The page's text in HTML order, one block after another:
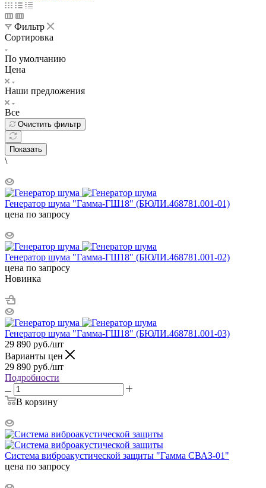
Фильтр
Сортировка
По умолчанию
Цена
Наши предложения
Все
Очистить фильтр
Показать
\
Генератор шума "Гамма-ГШ18" (БЮЛИ.468781.001-01)
цена по запросу
Генератор шума "Гамма-ГШ18" (БЮЛИ.468781.001-02)
цена по запросу
Новинка
Генератор шума "Гамма-ГШ18" (БЮЛИ.468781.001-03)
29 890 руб./шт
Варианты цен
29 890 руб./шт
Подробности
В корзину
Система виброакустической защиты "Гамма СВАЗ-01"
цена по запросу